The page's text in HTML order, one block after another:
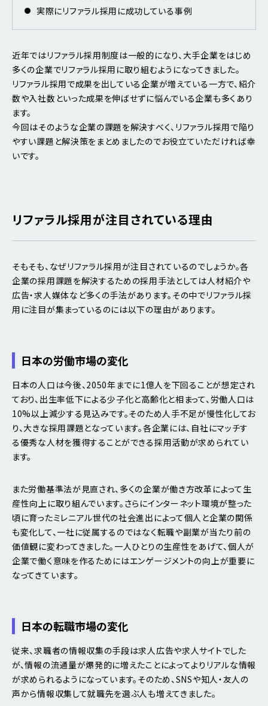
実際にリファラル採用に成功している事例
近年ではリファラル採用制度は一般的になり、大手企業をはじめ
多くの企業でリファラル採用に取り組むようになってきました。
リファラル採用で成果を出している企業が増えている一方で、紹介
数や入社数といった成果を伸ばせずに悩んでいる企業も多くあり
ます。
今回はそのような企業の課題を解決すべく、リファラル採用で陥り
やすい課題と解決策をまとめましたのでお役立ていただければ幸
いです。
リファラル採用が注目されている理由
そもそも、なぜリファラル採用が注目されているのでしょうか。各
企業の採用課題を解決するための採用手法としては人材紹介や
広告・求人媒体など多くの手法があります。その中でリファラル採
用に注目が集まっているのには以下の理由があります。
日本の労働市場の変化
日本の人口は今後、2050年までに1億人を下回ることが想定され
ており、出生率低下による少子化と高齢化と相まって、労働人口は
10%以上減少する見込みです。そのため人手不足が慢性化してお
り、大きな採用課題となっています。各企業には、自社にマッチす
る優秀な人材を獲得することができる採用活動が求められてい
ます。
また労働基準法が見直され、多くの企業が働き方改革によって生
産性向上に取り組んでいます。さらにインターネット環境が整った
頃に育ったミレニアル世代の社会進出によって個人と企業の関係
も変化して、一社に従属するのではなく転職や副業が当たり前の
価値観に変わってきました。一人ひとりの生産性をあげて、個人が
企業で働く意味を作るためにはエンゲージメントの向上が重要に
なってきています。
日本の転職市場の変化
従来、求職者の情報収集の手段は求人広告や求人サイトでした
が、情報の流通量が爆発的に増えたことによってよりリアルな情報
が求められるようになっています。そのため、SNSや知人・友人の
声から情報収集して就職先を選ぶ人も増えてきました。